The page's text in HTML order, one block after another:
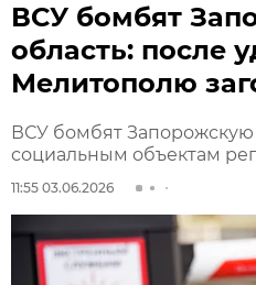
ВСУ бомбят
область: после
Мелитополю
ВСУ бомбят Запорожскую
социальным объектам
11:55 03.06.2026